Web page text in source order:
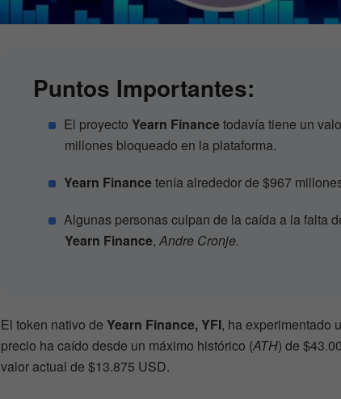
Puntos Importantes:
El proyectoYearn Financetodavía tiene un
millones bloqueado en la plataforma.
Yearn Financetenía alrededor de $967
Algunas personas culpan de la caída a la falta
Yearn Finance,Andre Cronje.
El token nativo de Yearn Finance, YFI, ha experimentado
precio ha caído desde un máximo histórico (ATH) de
valor actual de $13.875 USD.